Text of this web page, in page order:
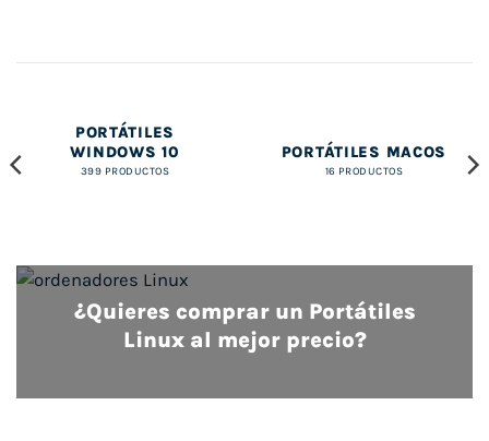
PORTÁTILES
WINDOWS 10
399 PRODUCTOS
PORTÁTILES MACOS
16 PRODUCTOS
¿Quieres comprar un Portátiles
Linux al mejor precio?